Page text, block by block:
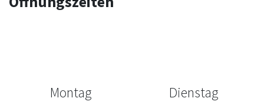
Montag Dienstag